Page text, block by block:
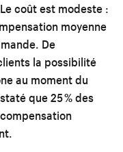
coût est modeste :
moyenne
De
la possibilité
au moment du
que 25 % des